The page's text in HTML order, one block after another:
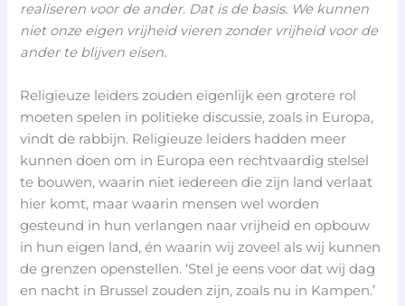
realiseren voor de ander. Dat is de basis. We kunnen
niet onze eigen vrijheid vieren zonder vrijheid voor de
ander te blijven eisen.
Religieuze leiders zouden eigenlijk een grotere rol
moeten spelen in politieke discussie, zoals in Europa,
vindt de rabbijn. Religieuze leiders hadden meer
kunnen doen om in Europa een rechtvaardig stelsel
te bouwen, waarin niet iedereen die zijn land verlaat
hier komt, maar waarin mensen wel worden
gesteund in hun verlangen naar vrijheid en opbouw
in hun eigen land, én waarin wij zoveel als wij kunnen
de grenzen openstellen. ‘Stel je eens voor dat wij dag
en nacht in Brussel zouden zijn, zoals nu in Kampen.’